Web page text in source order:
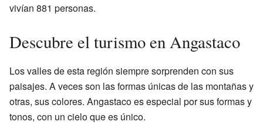
vivían 881 personas.
Descubre el turismo en Angastaco
Los valles de esta región siempre sorprenden con sus
paisajes. A veces son las formas únicas de las montañas y
otras, sus colores. Angastaco es especial por sus formas y
tonos, con un cielo que es único.